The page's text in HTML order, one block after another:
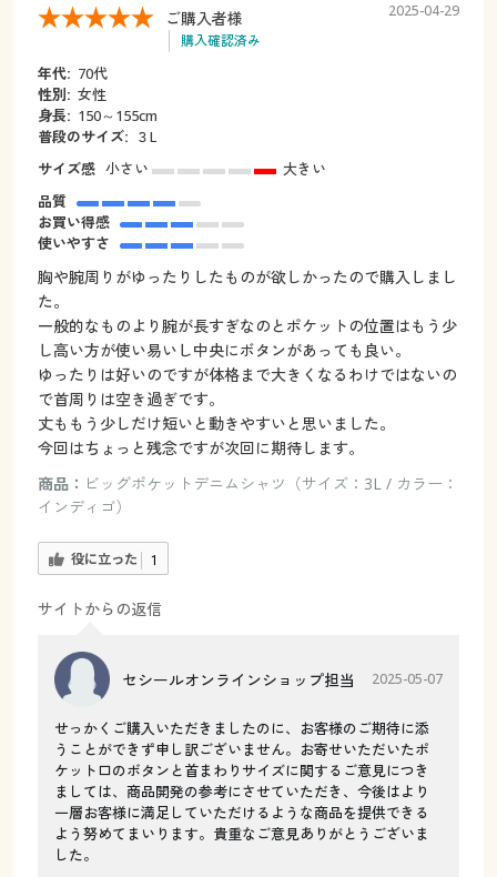
ご購入者様
購入確認済み
2025-04-29
年代: 70代
性別: 女性
身長: 150～155cm
普段のサイズ: ３L
サイズ感 小さい
大きい
品質
お買い得感
使いやすさ
胸や腕周りがゆったりしたものが欲しかったので購入しまし
た。
一般的なものより腕が長すぎなのとポケットの位置はもう少
し高い方が使い易いし中央にボタンがあっても良い。
ゆったりは好いのですが体格まで大きくなるわけではないの
で首周りは空き過ぎです。
丈ももう少しだけ短いと動きやすいと思いました。
今回はちょっと残念ですが次回に期待します。
商品： ビッグポケットデニムシャツ（サイズ：3L / カラー：
インディゴ）
役に立った 1
サイトからの返信
セシールオンラインショップ担当 2025-05-07
せっかくご購入いただきましたのに、お客様のご期待に添
うことができず申し訳ございません。お寄せいただいたポ
ケット口のボタンと首まわりサイズに関するご意見につき
ましては、商品開発の参考にさせていただき、今後はより
一層お客様に満足していただけるような商品を提供できる
よう努めてまいります。貴重なご意見ありがとうございま
した。